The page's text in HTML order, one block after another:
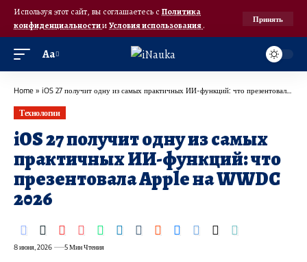
Используя этот сайт, вы соглашаетесь с Политика
конфиденциальностииУсловия использования.
Принять
Аа
Home » iOS 27 получит одну из самых практичных ИИ-функций: что презентовала Apple на WWDC 2026
Технологии
iOS 27 получит одну из самых
практичных ИИ-функций: что
презентовала Apple на WWDC
2026
8 июня, 2026 5 Мин Чтения